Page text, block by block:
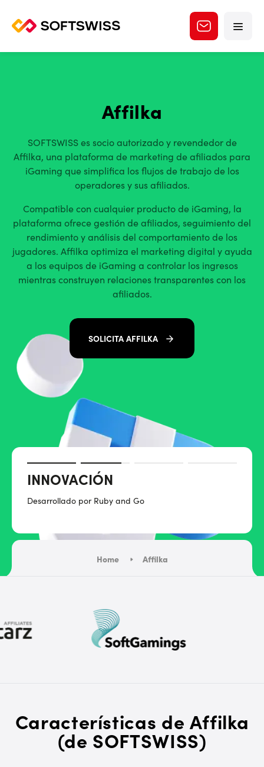
Affilka
SOFTSWISS es socio autorizado y revendedor de
Affilka, una plataforma de marketing de afiliados para
iGaming que simplifica los flujos de trabajo de los
operadores y sus afiliados.
Compatible con cualquier producto de iGaming, la
plataforma ofrece gestión de afiliados, seguimiento del
rendimiento y análisis del comportamiento de los
jugadores. Affilka optimiza el marketing digital y ayuda
a los equipos de iGaming a controlar los ingresos
mientras construyen relaciones transparentes con los
afiliados.
SOLICITA AFFILKA
Home Affilka
Características de Affilka
(de SOFTSWISS)